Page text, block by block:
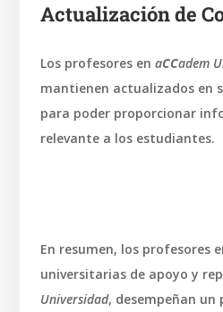
Actualización de
Los profesores en aCCadem
mantienen actualizados en
para poder proporcionar
relevante a los estudiantes.
En resumen, los profesores
universitarias de apoyo y
Universidad, desempeñan un